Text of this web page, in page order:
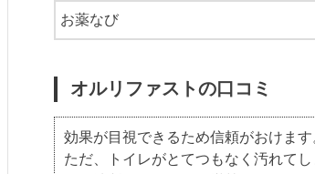
お薬なび
オルリファストの口コミ
効果が目視できるため信頼がおけます
ただ、トイレがとてつもなく汚れて